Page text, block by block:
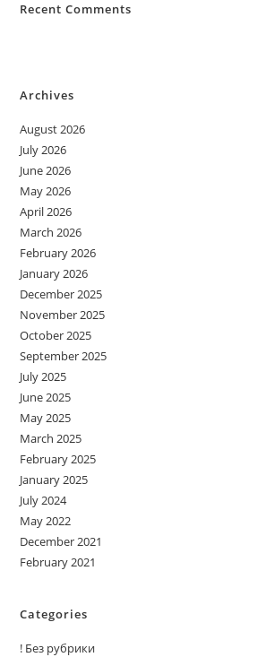
Recent Comments
Archives
August 2026
July 2026
June 2026
May 2026
April 2026
March 2026
February 2026
January 2026
December 2025
November 2025
October 2025
September 2025
July 2025
June 2025
May 2025
March 2025
February 2025
January 2025
July 2024
May 2022
December 2021
February 2021
Categories
! Без рубрики